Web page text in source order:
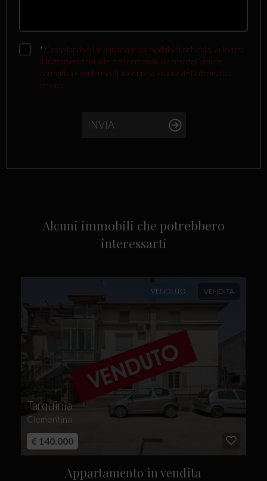
* Compilando ed inviando questo modulo di richiesta, autorizzo
il trattamento dei miei dati personali ai sensi dell'attuale
normativa e confermo di aver preso visione dell'informativa
privacy.
INVIA
Alcuni immobili che potrebbero
interessarti
VENDITA
VENDUTO
Tarquinia
Clementina
€ 140.000
Appartamento in vendita